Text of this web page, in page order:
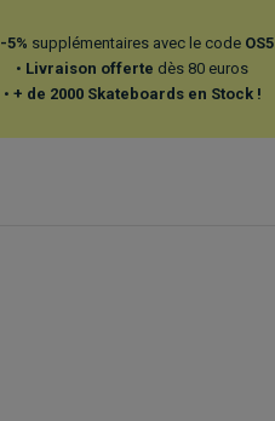
-5% supplémentaires avec le code OS5
• Livraison offerte dès 80 euros
• + de 2000 Skateboards en Stock !